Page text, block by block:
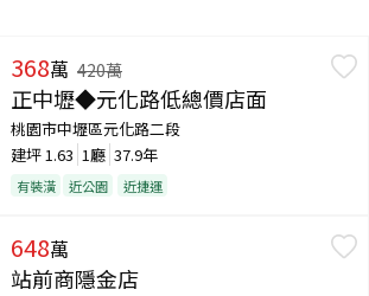
368萬 420萬
正中壢◆元化路低總價店面
桃園市中壢區元化路二段
建坪1.63 1廳 37.9年
有裝潢 近公園 近捷運
648萬
站前商隱金店